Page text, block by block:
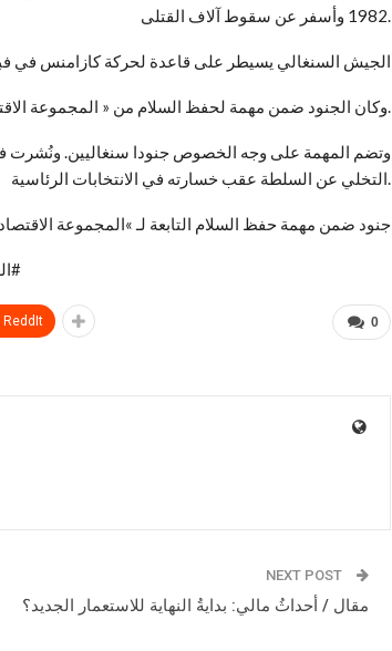
1982 وأسفر عن سقوط آلاف القتلى.
الجيش السنغالي يسيطر على قاعدة لحركة كازامنس في فبراير
وكان الجنود ضمن مهمة لحفظ السلام من « المجموعة الاقتصادية لدول غرب إفريقيا » في غامبيا.
التخلي عن السلطة عقب خسارته في الانتخابات الرئاسية.
جنود ضمن مهمة حفظ السلام التابعة لـ »المجموعة
العربية. نت#
0
ReddIt
NEXT POST
مقال / أحداثُ مالي: بدايةُ النهاية للاستعمار الجديد؟